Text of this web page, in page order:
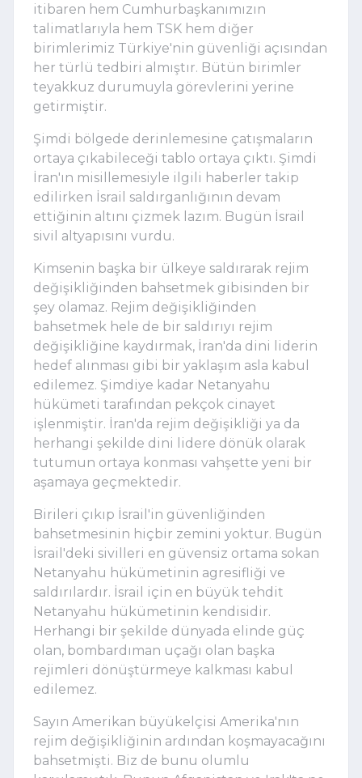
itibaren hem Cumhurbaşkanımızın
talimatlarıyla hem TSK hem diğer
birimlerimiz Türkiye'nin güvenliği açısından
her türlü tedbiri almıştır. Bütün birimler
teyakkuz durumuyla görevlerini yerine
getirmiştir.
Şimdi bölgede derinlemesine çatışmaların
ortaya çıkabileceği tablo ortaya çıktı. Şimdi
İran'ın misillemesiyle ilgili haberler takip
edilirken İsrail saldırganlığının devam
ettiğinin altını çizmek lazım. Bugün İsrail
sivil altyapısını vurdu.
Kimsenin başka bir ülkeye saldırarak rejim
değişikliğinden bahsetmek gibisinden bir
şey olamaz. Rejim değişikliğinden
bahsetmek hele de bir saldırıyı rejim
değişikliğine kaydırmak, İran'da dini liderin
hedef alınması gibi bir yaklaşım asla kabul
edilemez. Şimdiye kadar Netanyahu
hükümeti tarafından pekçok cinayet
işlenmiştir. İran'da rejim değişikliği ya da
herhangi şekilde dini lidere dönük olarak
tutumun ortaya konması vahşette yeni bir
aşamaya geçmektedir.
Birileri çıkıp İsrail'in güvenliğinden
bahsetmesinin hiçbir zemini yoktur. Bugün
İsrail'deki sivilleri en güvensiz ortama sokan
Netanyahu hükümetinin agresifliği ve
saldırılardır. İsrail için en büyük tehdit
Netanyahu hükümetinin kendisidir.
Herhangi bir şekilde dünyada elinde güç
olan, bombardıman uçağı olan başka
rejimleri dönüştürmeye kalkması kabul
edilemez.
Sayın Amerikan büyükelçisi Amerika'nın
rejim değişikliğinin ardından koşmayacağını
bahsetmişti. Biz de bunu olumlu